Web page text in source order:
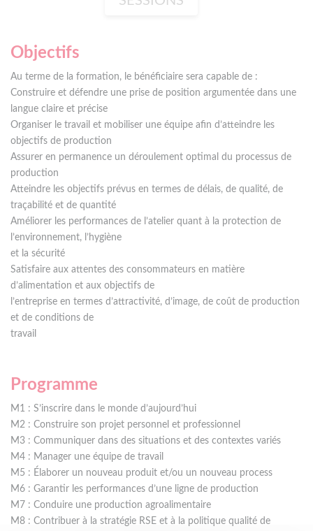
Objectifs
Au terme de la formation, le bénéficiaire sera capable de :
Construire et défendre une prise de position argumentée dans une
langue claire et précise
Organiser le travail et mobiliser une équipe afin d’atteindre les
objectifs de production
Assurer en permanence un déroulement optimal du processus de
production
Atteindre les objectifs prévus en termes de délais, de qualité, de
traçabilité et de quantité
Améliorer les performances de l’atelier quant à la protection de
l’environnement, l’hygiène
et la sécurité
Satisfaire aux attentes des consommateurs en matière
d’alimentation et aux objectifs de
l’entreprise en termes d’attractivité, d’image, de coût de production
et de conditions de
travail
Programme
M1 : S’inscrire dans le monde d’aujourd’hui
M2 : Construire son projet personnel et professionnel
M3 : Communiquer dans des situations et des contextes variés
M4 : Manager une équipe de travail
M5 : Élaborer un nouveau produit et/ou un nouveau process
M6 : Garantir les performances d’une ligne de production
M7 : Conduire une production agroalimentaire
M8 : Contribuer à la stratégie RSE et à la politique qualité de